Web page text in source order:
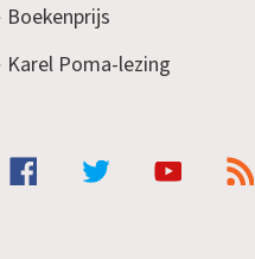
Boekenprijs
Karel Poma-lezing